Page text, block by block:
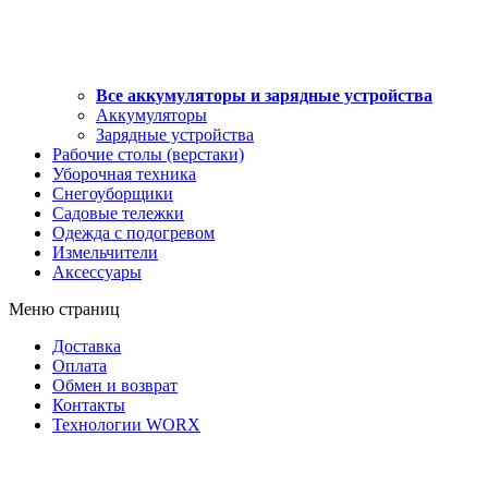
Все аккумуляторы и зарядные устройства
Аккумуляторы
Зарядные устройства
Рабочие столы (верстаки)
Уборочная техника
Снегоуборщики
Садовые тележки
Одежда с подогревом
Измельчители
Аксессуары
Меню страниц
Доставка
Оплата
Обмен и возврат
Контакты
Технологии WORX